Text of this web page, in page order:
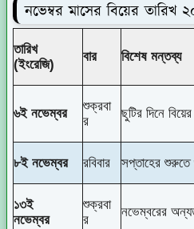
নভেম্বর মাসের বিয়ের তারিখ
তারিখ
(ইংরেজি)
বার বিশেষ মন্তব্য
৬ই নভেম্বর
শুক্রবা
র
ছুটির দিনে
৮ই নভেম্বর রবিবার সপ্তাহের
১৩ই
নভেম্বর
শুক্রবা
র
নভেম্বরের